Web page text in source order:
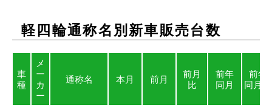
軽四輪通称名別新車販売台数
車
種
メ
ー
カ
ー
通称名 本月 前月
前月
比
前年
同月
前年
同月比